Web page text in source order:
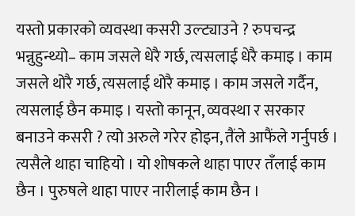
यस्तो प्रकारको व्यवस्था कसरी उल्ट्याउने ? रुपचन्द्र
भन्नुहुन्थ्यो– काम जसले धेरै गर्छ, त्यसलाई धेरै कमाइ । काम
जसले थोरै गर्छ, त्यसलाई थोरै कमाइ । काम जसले गर्दैन,
त्यसलाई छैन कमाइ । यस्तो कानून, व्यवस्था र सरकार
बनाउने कसरी ? त्यो अरुले गरेर होइन, तैंले आफैंले गर्नुपर्छ ।
त्यसैले थाहा चाहियो । यो शोषकले थाहा पाएर तँलाई काम
छैन । पुरुषले थाहा पाएर नारीलाई काम छैन ।